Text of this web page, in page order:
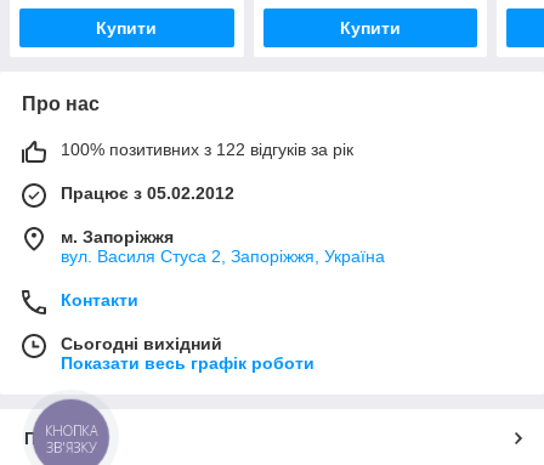
Купити Купити
Про нас
100% позитивних з 122 відгуків за рік
Працює з 05.02.2012
м. Запоріжжя
вул. Василя Стуса 2, Запоріжжя, Україна
Контакти
Сьогодні вихідний
Показати весь графік роботи
Про нас
КНОПКА
ЗВ'ЯЗКУ